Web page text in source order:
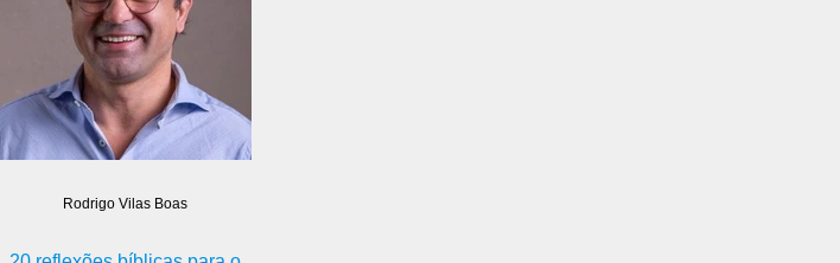
pais, a caminhada não tem sido fácil.
Além dos desafios diários, eles
frequentemente enfrentam
incompreensã
Rodrigo Vilas Boas